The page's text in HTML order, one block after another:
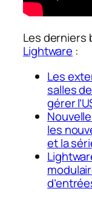
Les derniers
Lightware :
Les
salles
gérer
les
et la